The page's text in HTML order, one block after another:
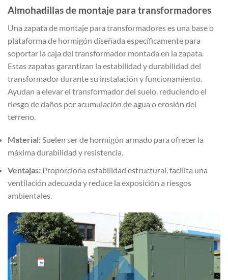
Almohadillas de montaje para transformadores
Una zapata de montaje para transformadores es una base o
plataforma de hormigón diseñada específicamente para
soportar la caja del transformador montada en la zapata.
Estas zapatas garantizan la estabilidad y durabilidad del
transformador durante su instalación y funcionamiento.
Ayudan a elevar el transformador del suelo, reduciendo el
riesgo de daños por acumulación de agua o erosión del
terreno.
Material:Suelen ser de hormigón armado para ofrecer la
máxima durabilidad y resistencia.
Ventajas: Proporciona estabilidad estructural, facilita una
ventilación adecuada y reduce la exposición a riesgos
ambientales.